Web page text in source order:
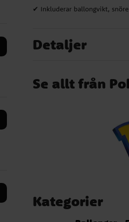
✔ Inkluderar ballongvikt,
Detaljer
Se allt från
Kategorier